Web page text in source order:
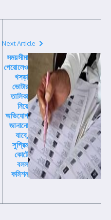
Next Article
সময়সীমা
পেরোলেও
খসড়া
ভোটার
তালিকা
নিয়ে
অভিযোগ
জানানো
যাবে,
সুপ্রিম
কোর্টে
বলল
কমিশন